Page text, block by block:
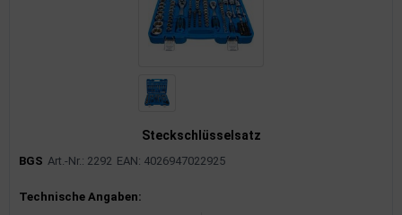
Steckschlüsselsatz
BGS Art.-Nr.: 2292 EAN: 4026947022925
Produktinformationen
Technische Angaben: